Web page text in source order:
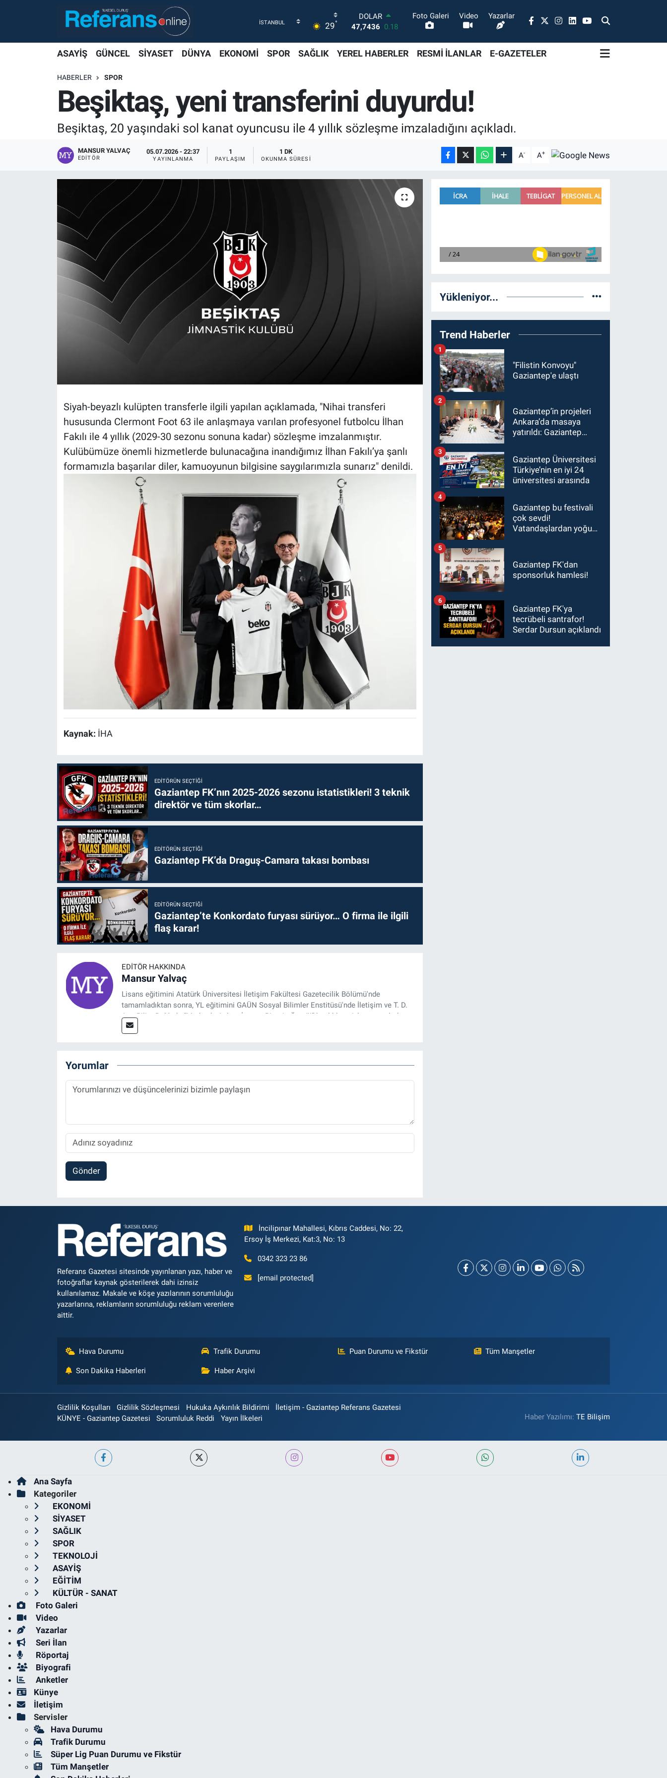
29°
DOLAR
47,7436 0.18
STERLİN
6660.55
BİST100
13.779 -14
64.944,08 -0.18
Foto Galeri Video Yazarlar
ASAYİŞ GÜNCEL SİYASET DÜNYA EKONOMİ SPOR SAĞLIK YEREL HABERLER RESMİ İLANLAR E-GAZETELER
HABERLER SPOR
Beşiktaş, yeni transferini duyurdu!
Beşiktaş, 20 yaşındaki sol kanat oyuncusu ile 4 yıllık sözleşme imzaladığını açıkladı.
MANSUR YALVAÇ
EDITÖR
05.07.2026 - 22:37
YAYINLANMA
1
PAYLAŞIM
1 DK
OKUNMA SÜRESI A- A+
Siyah-beyazlı kulüpten transferle ilgili yapılan açıklamada, "Nihai transferi
hususunda Clermont Foot 63 ile anlaşmaya varılan profesyonel futbolcu İlhan
Fakılı ile 4 yıllık (2029-30 sezonu sonuna kadar) sözleşme imzalanmıştır.
Kulübümüze önemli hizmetlerde bulunacağına inandığımız İlhan Fakılı’ya şanlı
formamızla başarılar diler, kamuoyunun bilgisine saygılarımızla sunarız" denildi.
Kaynak: İHA
EDITÖRÜN SEÇTIĞI
Gaziantep FK’nın 2025-2026 sezonu istatistikleri! 3 teknik
direktör ve tüm skorlar…
EDITÖRÜN SEÇTIĞI
Gaziantep FK’da Draguş-Camara takası bombası
EDITÖRÜN SEÇTIĞI
Gaziantep’te Konkordato furyası sürüyor… O firma ile ilgili
flaş karar!
EDITÖR HAKKINDA
Mansur Yalvaç
Lisans eğitimini Atatürk Üniversitesi İletişim Fakültesi Gazetecilik Bölümü'nde
tamamladıktan sonra, YL eğitimini GAÜN Sosyal Bilimler Enstitüsü'nde İletişim ve T. D.
Ana Bilim Dalı'nda “Medyada Anlam İnşası: Bitcoin Örneği” başlıklı teziyle tamamladı.
2014 yılında başladığı profesyonel kariyerini halen Referansgazetesi.com.tr'de Güncel,
Yorumlar
Gönder
Yükleniyor...
Trend Haberler
"Filistin Konvoyu"
Gaziantep'e ulaştı
1
Gaziantep’in projeleri
Ankara’da masaya
yatırıldı: Gaziantep
Şimşek’e ziyaret!
2
Gaziantep Üniversitesi
Türkiye’nin en iyi 24
üniversitesi arasında
3
Gaziantep bu festivali
çok sevdi!
Vatandaşlardan yoğun
4
Gaziantep FK'dan
sponsorluk hamlesi!
5
Gaziantep FK'ya
tecrübeli santrafor!
Serdar Dursun açıklandı
6
Referans Gazetesi sitesinde yayınlanan yazı, haber ve
fotoğraflar kaynak gösterilerek dahi izinsiz
kullanılamaz. Makale ve köşe yazılarının sorumluluğu
yazarlarına, reklamların sorumluluğu reklam verenlere
aittir.
İncilipınar Mahallesi, Kıbrıs Caddesi, No: 22,
Ersoy İş Merkezi, Kat:3, No: 13
0342 323 23 86
[email protected]
Hava Durumu Trafik Durumu Puan Durumu ve Fikstür Tüm Manşetler
Son Dakika Haberleri Haber Arşivi
Gizlilik Koşulları Gizlilik Sözleşmesi Hukuka Aykırılık Bildirimi
İletişim - Gaziantep Referans Gazetesi
KÜNYE - Gaziantep Gazetesi
Sorumluluk Reddi Yayın İlkeleri Haber Yazılımı:TE Bilişim
Ana Sayfa
Kategoriler
EKONOMİ
SİYASET
SAĞLIK
SPOR
TEKNOLOJİ
ASAYİŞ
EĞİTİM
KÜLTÜR - SANAT
Foto Galeri
Video
Yazarlar
Seri İlan
Röportaj
Biyografi
Anketler
Künye
İletişim
Servisler
Hava Durumu
Trafik Durumu
Süper Lig Puan Durumu ve Fikstür
Tüm Manşetler